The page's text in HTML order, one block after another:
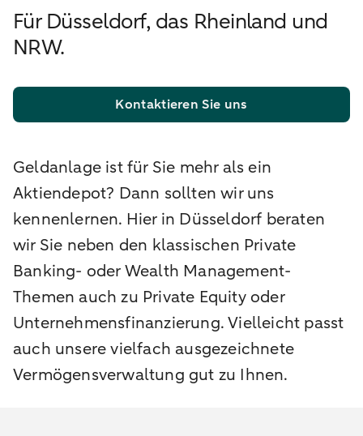
Für Düsseldorf, das Rheinland und
NRW.
Kontaktieren Sie uns
Geldanlage ist für Sie mehr als ein
Aktiendepot? Dann sollten wir uns
kennenlernen. Hier in Düsseldorf beraten
wir Sie neben den klassischen Private
Banking- oder Wealth Management-
Themen auch zu Private Equity oder
Unternehmensfinanzierung. Vielleicht passt
auch unsere vielfach ausgezeichnete
Vermögensverwaltung gut zu Ihnen.